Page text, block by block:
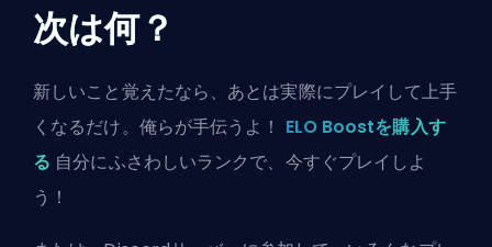
次は何？
新しいこと覚えたなら、あとは実際にプレイして上手
くなるだけ。俺らが手伝うよ！ ELO Boostを購入す
る 自分にふさわしいランクで、今すぐプレイしよ
う！